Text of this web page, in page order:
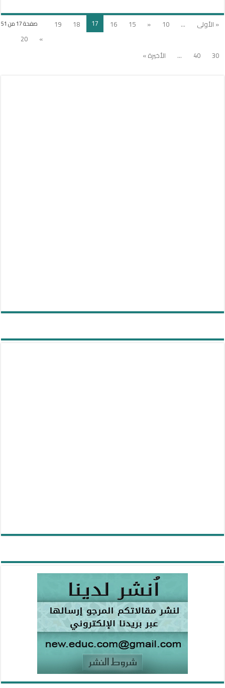
صفحة 17 من 51 « الأولى ...
10
«
15
16
17
18
19
»
20
30
40
... الأخيرة »